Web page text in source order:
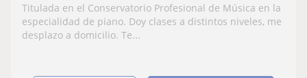
Titulada en el Conservatorio Profesional de Música en la
especialidad de piano. Doy clases a distintos niveles, me
desplazo a domicilio. Te...